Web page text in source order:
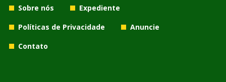
Sobre nós
Expediente
Políticas de Privacidade
Anuncie
Contato